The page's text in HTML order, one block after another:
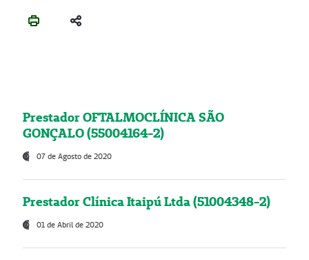
Prestador OFTALMOCLÍNICA SÃO
GONÇALO (55004164-2)
07 de Agosto de 2020
Prestador Clínica Itaipú Ltda (51004348-2)
01 de Abril de 2020